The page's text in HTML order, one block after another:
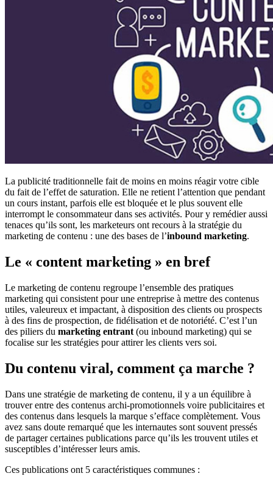
La publicité traditionnelle fait de moins en moins réagir votre cible
du fait de l’effet de saturation. Elle ne retient l’attention que pendant
un cours instant, parfois elle est bloquée et le plus souvent elle
interrompt le consommateur dans ses activités. Pour y remédier aussi
tenaces qu’ils sont, les marketeurs ont recours à la stratégie du
marketing de contenu : une des bases de l’inbound marketing.
Le « content marketing » en bref
Le marketing de contenu regroupe l’ensemble des pratiques
marketing qui consistent pour une entreprise à mettre des contenus
utiles, valeureux et impactant, à disposition des clients ou prospects
à des fins de prospection, de fidélisation et de notoriété. C’est l’un
des piliers du marketing entrant (ou inbound marketing) qui se
focalise sur les stratégies pour attirer les clients vers soi.
Du contenu viral, comment ça marche ?
Dans une stratégie de marketing de contenu, il y a un équilibre à
trouver entre des contenus archi-promotionnels voire publicitaires et
des contenus dans lesquels la marque s’efface complètement. Vous
avez sans doute remarqué que les internautes sont souvent pressés
de partager certaines publications parce qu’ils les trouvent utiles et
susceptibles d’intéresser leurs amis.
Ces publications ont 5 caractéristiques communes :